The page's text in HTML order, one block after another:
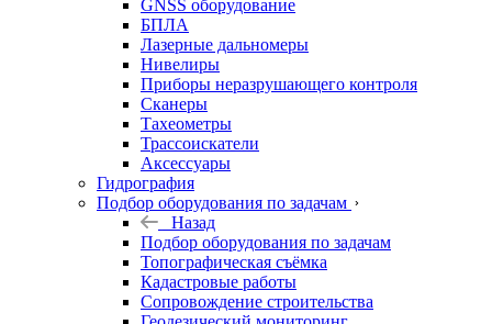
GNSS оборудование
БПЛА
Лазерные дальномеры
Нивелиры
Приборы неразрушающего контроля
Сканеры
Тахеометры
Трассоискатели
Аксессуары
Гидрография
Подбор оборудования по задачам
Назад
Подбор оборудования по задачам
Топографическая съёмка
Кадастровые работы
Сопровождение строительства